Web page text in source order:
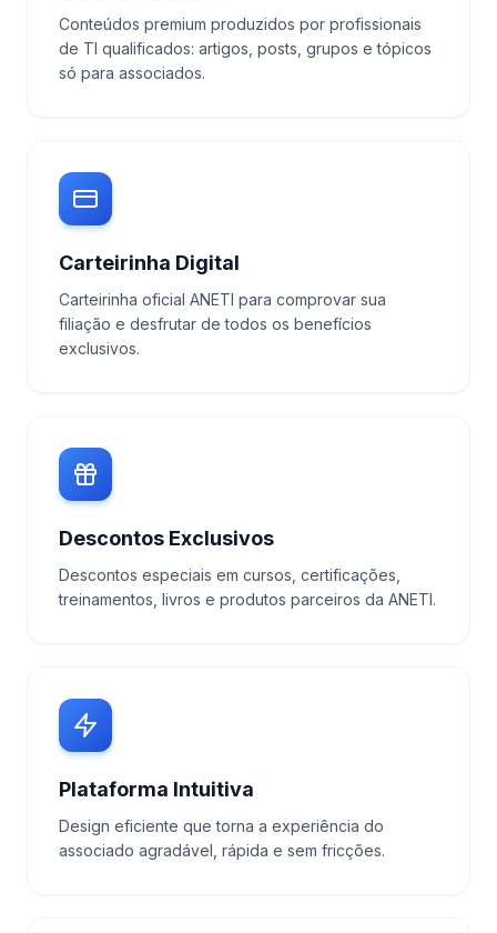
Conteúdos premium produzidos por profissionais
de TI qualificados: artigos, posts, grupos e tópicos
só para associados.
Carteirinha Digital
Carteirinha oficial ANETI para comprovar sua
filiação e desfrutar de todos os benefícios
exclusivos.
Descontos Exclusivos
Descontos especiais em cursos, certificações,
treinamentos, livros e produtos parceiros da ANETI.
Plataforma Intuitiva
Design eficiente que torna a experiência do
associado agradável, rápida e sem fricções.